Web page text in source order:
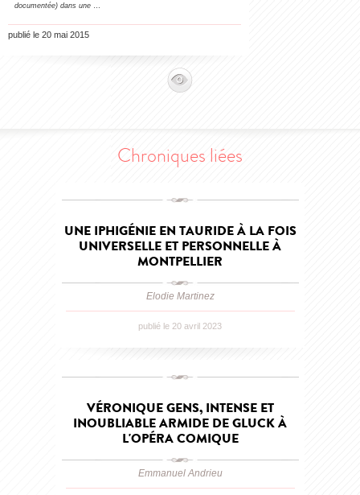
documentée) dans une
publié le 20 mai 2015
Chroniques liées
UNE IPHIGÉNIE EN TAURIDE À LA FOIS
UNIVERSELLE ET PERSONNELLE À
MONTPELLIER
Elodie Martinez
publié le 20 avril 2023
VÉRONIQUE GENS, INTENSE ET
INOUBLIABLE ARMIDE DE GLUCK À
L'OPÉRA COMIQUE
Emmanuel Andrieu